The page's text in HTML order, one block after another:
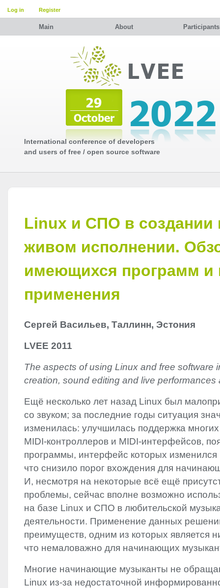
Log in Register
Main About Participants
International conference of developers
and users of free / open source software
Linux и СПО в создании
живом исполнении.
имеющихся программ и
применения
Сергей Васильев, Таллинн, Эстония
LVEE 2011
The aspects of using Linux and free software
creation, sound editing and live performances
Ещё несколько лет назад Linux был
со звуком; за последние годы ситуация
изменилась: улучшилась поддержка многих
MIDI-контроллеров и MIDI-интерфейсов,
программы, интерфейс которых изменился
что снизило порог вхождения для
И, несмотря на некоторые всё ещё
проблемы, сейчас вполне возможно
на базе Linux и СПО в любительской
деятельности. Применение данных
преимуществ, одним из которых является
что немаловажно для начинающих
Многие начинающие музыканты не
Linux из-за недостаточной